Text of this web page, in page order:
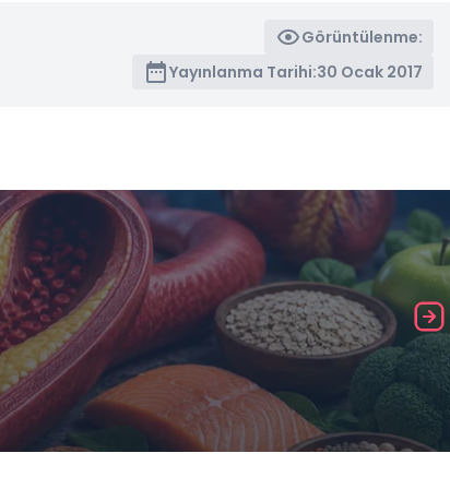
Görüntülenme:
Yayınlanma Tarihi:30 Ocak 2017